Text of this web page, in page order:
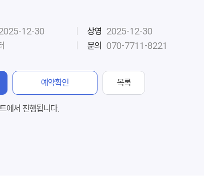
12-30 상영 2025-12-30
문의 070-7711-8221
예약확인 목록
에서 진행됩니다.